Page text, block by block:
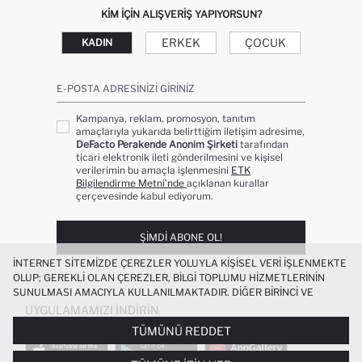
KIM IÇIN ALIŞVERIŞ YAPIYORSUN?
KADIN ERKEK ÇOCUK
E-POSTA ADRESINIZI GIRINIZ
Kampanya, reklam, promosyon, tanıtım
amaçlarıyla yukarıda belirttiğim iletişim adresime,
DeFacto Perakende Anonim Şirketi tarafından
ticari elektronik ileti gönderilmesini ve kişisel
verilerimin bu amaçla işlenmesini ETK
Bilgilendirme Metni’nde açıklanan kurallar
çerçevesinde kabul ediyorum.
ŞIMDI ABONE OL!
UYGULAMAMIZI İNDIRIN
İNTERNET SITEMIZDE ÇEREZLER YOLUYLA KIŞISEL VERI IŞLENMEKTE
OLUP; GEREKLI OLAN ÇEREZLER, BILGI TOPLUMU HIZMETLERININ
SUNULMASI AMACIYLA KULLANILMAKTADIR. DIĞER BIRINCI VE
ÜÇÜNCÜ TARAF ÇEREZLER ISE SIZE DAHA IYI BIR ALIŞVERIŞ
DENEYIMI SUNULABILMESI, SITEMIZIN DAHA IŞLEVSEL KILINMASI VE
KIŞISELLEŞTIRMESI VE AÇIK RIZA VERMENIZ HALINDE, SIZLERE
YÖNELIK PAZARLAMA FAALIYETLERININ YAPILMASI AMAÇLARIYLA
TÜMÜNÜ REDDET